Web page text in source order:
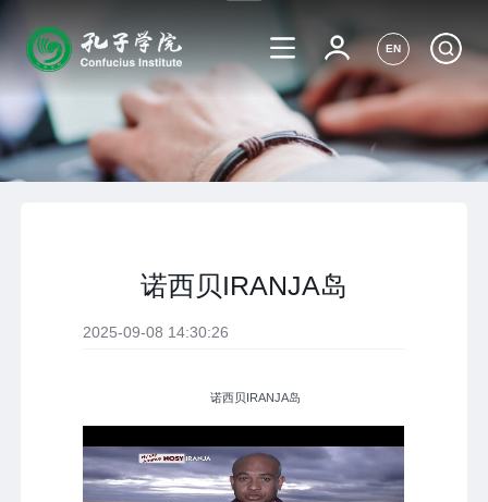
EN
诺西贝IRANJA岛
2025-09-08 14:30:26
诺西贝IRANJA岛